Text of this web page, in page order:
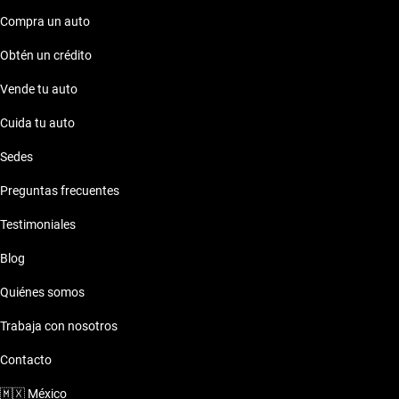
Compra un auto
Obtén un crédito
Vende tu auto
Cuida tu auto
Sedes
Preguntas frecuentes
Testimoniales
Blog
Quiénes somos
Trabaja con nosotros
Contacto
🇲🇽 México